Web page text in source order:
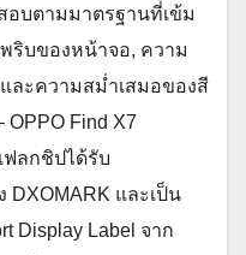
อบตามมาตรฐานที่เข้ม
ริบของหน้าจอ, ความ
ละความสม่ำเสมอของสี
Find X7
ลกชิปได้รับ
DXOMARK และเป็น
Display Label จาก